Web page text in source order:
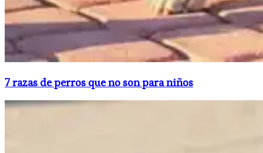
​7 razas de perros que no son para niños